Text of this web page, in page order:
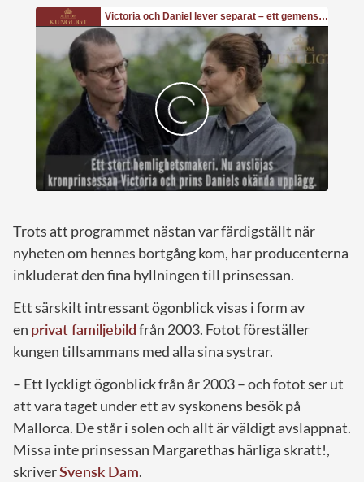
Trots att programmet nästan var färdigställt när
nyheten om hennes bortgång kom, har producenterna
inkluderat den fina hyllningen till prinsessan.
Ett särskilt intressant ögonblick visas i form av
en privat familjebildfrån 2003. Fotot föreställer
kungen tillsammans med alla sina systrar.
– Ett lyckligt ögonblick från år 2003 – och fotot ser ut
att vara taget under ett av syskonens besök på
Mallorca. De står i solen och allt är väldigt avslappnat.
Missa inte prinsessan Margarethas härliga skratt!,
skriverSvensk Dam.